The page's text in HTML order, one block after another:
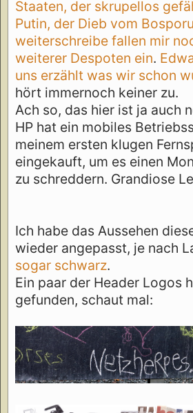
Staaten, der skrupellos
Putin, der Dieb vom
weiterschreibe fallen mir
weiterer Despoten ein.
uns erzählt was wir schon
hört immernoch keiner zu.
Ach so, das hier ist ja auch
HP hat ein mobiles
meinem ersten klugen
eingekauft, um es einen
zu schreddern. Grandiose
Ich habe das Aussehen
wieder angepasst, je nach
sogar schwarz.
Ein paar der Header Logos
gefunden, schaut mal: